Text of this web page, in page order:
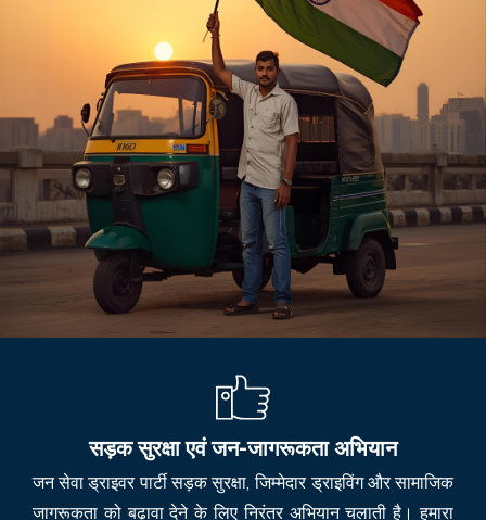
सड़क सुरक्षा एवं जन-जागरूकता अभियान
जन सेवा ड्राइवर पार्टी सड़क सुरक्षा, जिम्मेदार ड्राइविंग और सामाजिक
जागरूकता को बढ़ावा देने के लिए निरंतर अभियान चलाती है। हमारा